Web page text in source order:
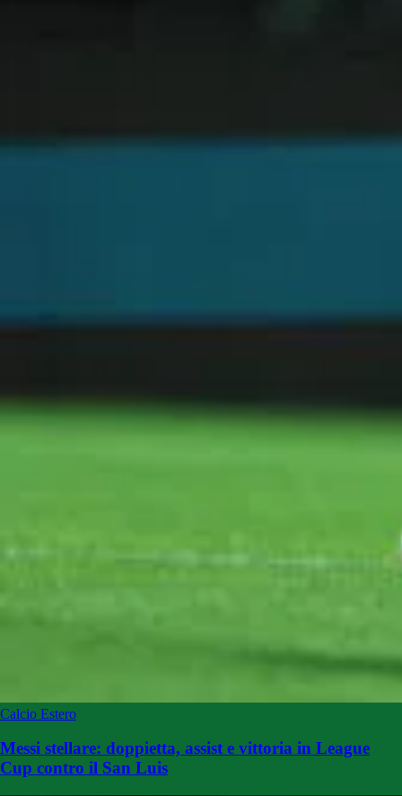
Calcio Estero
Messi stellare: doppietta, assist e vittoria in League
Cup contro il San Luis